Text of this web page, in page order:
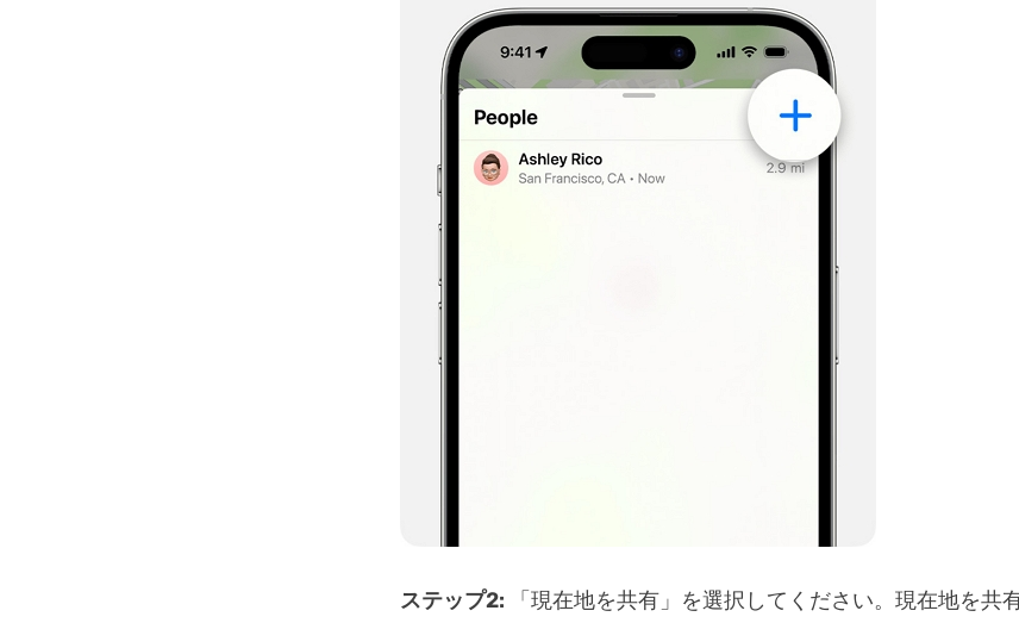
ステップ2:
「現在地を共有」を選択してください。現在地を共